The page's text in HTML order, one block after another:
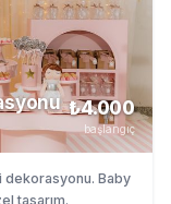
₺4.000
başlangıç
dekorasyonu. Baby
tasarım.